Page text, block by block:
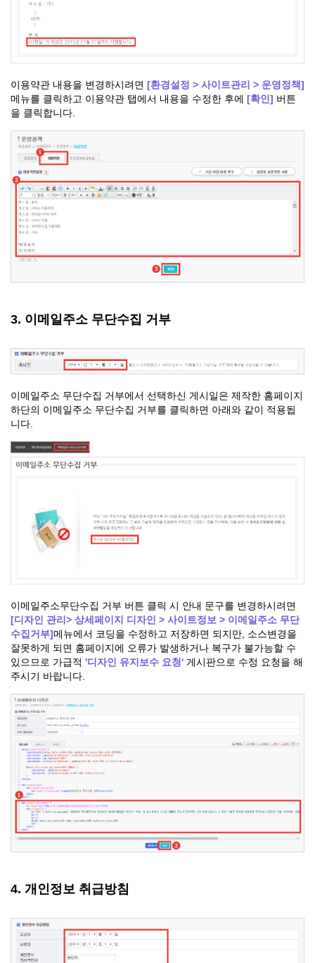
이용약관 내용을 변경하시려면 [환경설정 > 사이트관리 > 운영정책]
메뉴를 클릭하고 이용약관 탭에서 내용을 수정한 후에 [확인] 버튼
을 클릭합니다.
3. 이메일주소 무단수집 거부
이메일주소 무단수집 거부에서 선택하신 게시일은 제작한 홈페이지
하단의 이메일주소 무단수집 거부를 클릭하면 아래와 같이 적용됩
니다.
이메일주소무단수집 거부 버튼 클릭 시 안내 문구를 변경하시려면
[디자인 관리> 상세페이지 디자인 > 사이트정보 > 이메일주소 무단
수집거부]메뉴에서 코딩을 수정하고 저장하면 되지만, 소스변경을
잘못하게 되면 홈페이지에 오류가 발생하거나 복구가 불가능할 수
있으므로 가급적 '디자인 유지보수 요청' 게시판으로 수정 요청을 해
주시기 바랍니다.
4. 개인정보 취급방침